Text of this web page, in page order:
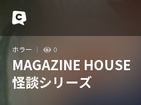
ホラー 0
MAGAZINE HOUSE
怪談シリーズ